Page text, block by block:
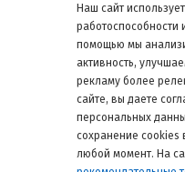
Наш сайт использует
работоспособности
помощью мы
активность,
рекламу более
сайте, вы даете
персональных
сохранение cookies
любой момент. На